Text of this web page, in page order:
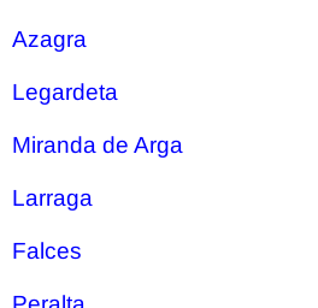
Azagra
Legardeta
Miranda de Arga
Larraga
Falces